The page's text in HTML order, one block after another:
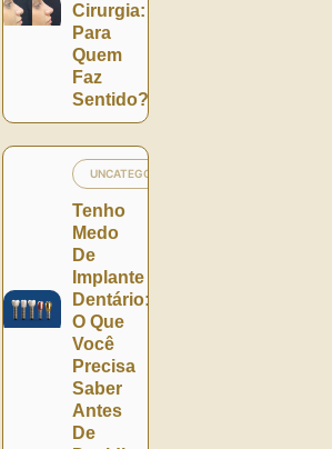
Cirurgia:
Para
Quem
Faz
Sentido?
UNCATEGORIZED
Tenho
Medo
De
Implante
Dentário:
O Que
Você
Precisa
Saber
Antes
De